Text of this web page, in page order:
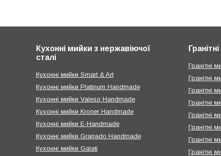
Кухонні мийки з нержавіючої
сталі
Кухонні мийки Smart & Art
Кухонні мийки Platinum Handmade
Кухонні мийки Valeso Handmade
Кухонні мийки Kroner Handmade
Кухонні мийки E-Handmade
Кухонні мийки Granado Handmade
Кухонні мийки Galati
Гранітні
Гранітні
Гранітні
Гранітні
Гранітні
Гранітні
Гранітні
Гранітні